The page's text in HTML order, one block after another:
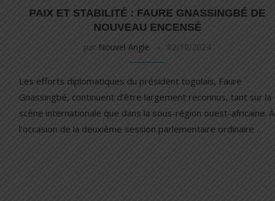
PAIX ET STABILITÉ : FAURE GNASSINGBÉ DE
NOUVEAU ENCENSÉ
par Nouvel Angle 02/10/2024
Les efforts diplomatiques du président togolais, Faure
Gnassingbé, continuent d’être largement reconnus, tant sur la
scène internationale que dans la sous-région ouest-africaine. À
l’occasion de la deuxième session parlementaire ordinaire …